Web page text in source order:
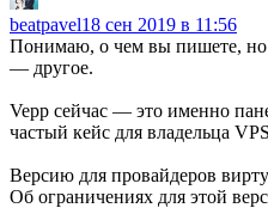
beatpavel18 сен 2019 в 11:56
Понимаю, о чем вы пишете, но
— другое.
Vepp сейчас — это именно
частый кейс для владельца
Версию для провайдеров
Об ограничениях для этой